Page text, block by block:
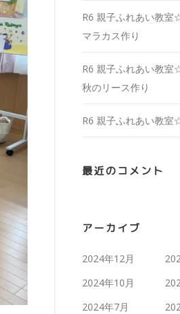
R6 親子ふれあい教
マラカス作り
R6 親子ふれあい教
秋のリース作り
R6 親子ふれあい教
最近のコメント
アーカイブ
2024年12月
2024年10月
2024年7月